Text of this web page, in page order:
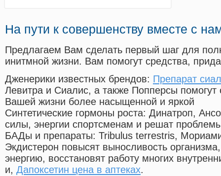
На пути к совершенству вместе с
Предлагаем Вам сделать первый шаг для
инитмной жизни. Вам помогут средства,
Дженерики известных брендов: Препарат
Левитра и Сиалис, а также Попперсы помогут
Вашей жизни более насыщенной и яркой
Синтетические гормоны роста: Динатроп,
силы, энергии спортсменам и решат
БАДы и препараты: Tribulus terrestris,
Экдистерон повысят выносливость
энергию, восстановят работу многих
и, Дапоксетин цена в аптеках.